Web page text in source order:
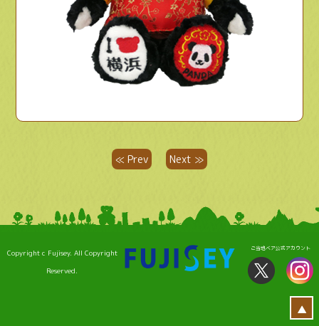
≪ Prev Next ≫
ご当地ベア公式アカウント
Copyright c Fujisey. All Copyright
Reserved.
▲